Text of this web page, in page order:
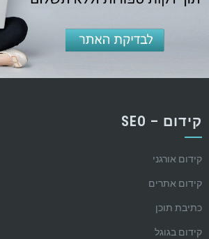
קידום – SEO
קידום אורגני
קידום אתרים
כתיבת תוכן
קידום בגוגל